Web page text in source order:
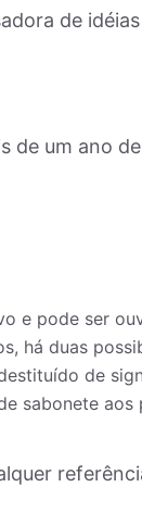
de
de um ano
e pode ser
há duas
de
sabonete aos